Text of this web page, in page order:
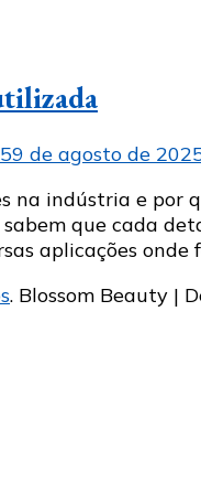
9 de agosto de
na indústria e
que cada
aplicações onde
. Blossom Beauty |